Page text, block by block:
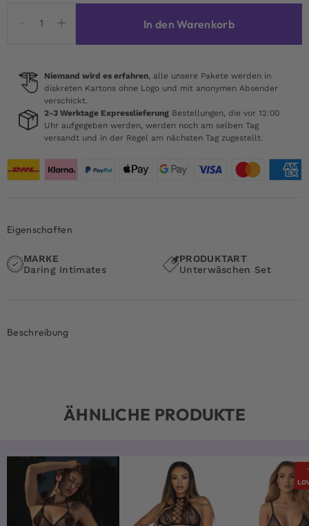
a-
Bra
&
Panty
Set
Red
Menge
In den Warenkorb
Niemand wird es erfahren, alle unsere Pakete werden in
diskreten Kartons ohne Logo und mit anonymen Absender
verschickt.
2-3 Werktage Expresslieferung Bestellungen, die vor 12:00
Uhr aufgegeben werden, werden noch am selben Tag
versandt und in der Regel am nächsten Tag zugestellt.
Eigenschaften
MARKE
Daring Intimates
PRODUKTART
Unterwäschen Set
Beschreibung
ÄHNLICHE PRODUKTE